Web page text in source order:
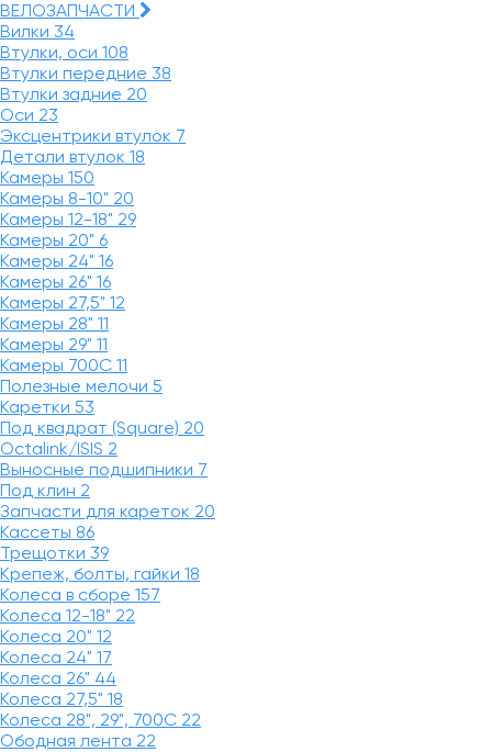
ВЕЛОЗАПЧАСТИ
Вилки 34
Втулки, оси 108
Втулки передние 38
Втулки задние 20
Оси 23
Эксцентрики втулок 7
Детали втулок 18
Камеры 150
Камеры 8-10" 20
Камеры 12-18" 29
Камеры 20" 6
Камеры 24" 16
Камеры 26" 16
Камеры 27,5" 12
Камеры 28" 11
Камеры 29" 11
Камеры 700C 11
Полезные мелочи 5
Каретки 53
Под квадрат (Square) 20
Octalink/ISIS 2
Выносные подшипники 7
Под клин 2
Запчасти для кареток 20
Кассеты 86
Трещотки 39
Крепеж, болты, гайки 18
Колеса в сборе 157
Колеса 12-18" 22
Колеса 20" 12
Колеса 24" 17
Колеса 26" 44
Колеса 27,5" 18
Колеса 28", 29", 700С 22
Ободная лента 22